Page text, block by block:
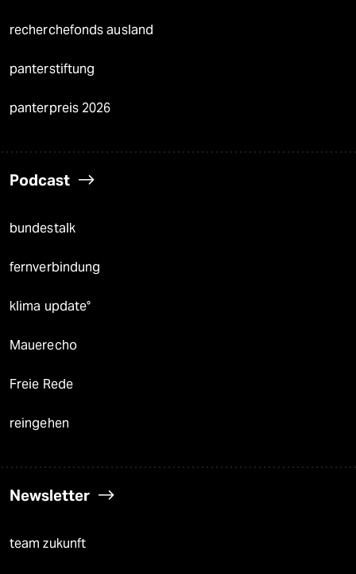
recherchefonds ausland
panterstiftung
panterpreis 2026
Podcast
bundestalk
fernverbindung
klima update°
Mauerecho
Freie Rede
reingehen
Newsletter
team zukunft